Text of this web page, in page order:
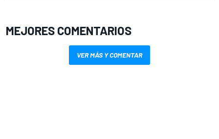
MEJORES COMENTARIOS
VER MÁS Y COMENTAR